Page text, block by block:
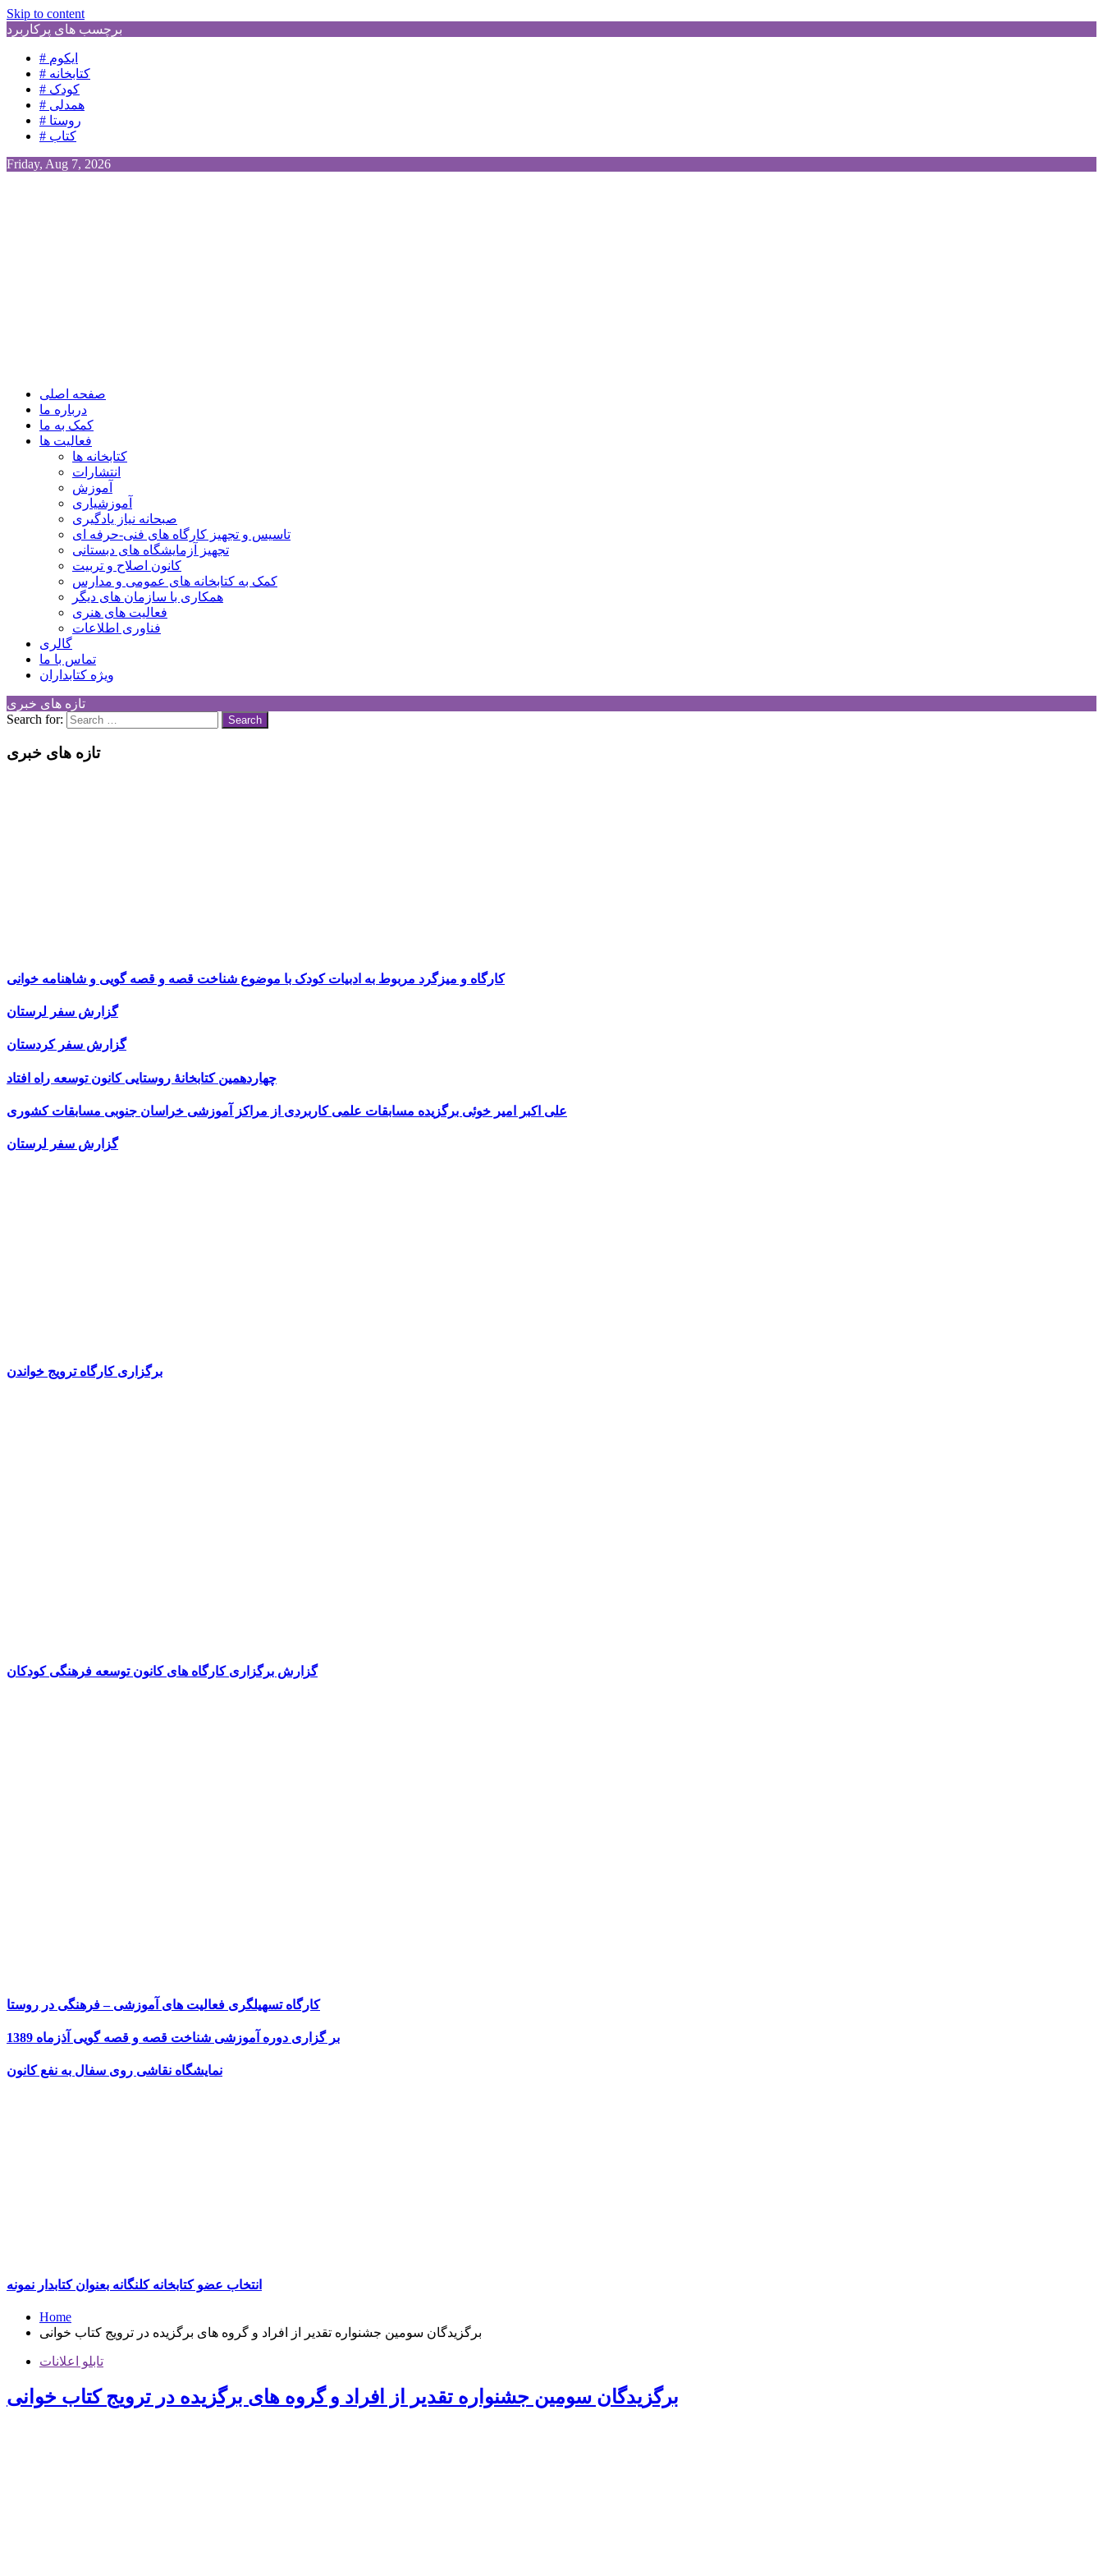
Skip to content
برچسب های پرکاربرد
# ایکوم
# کتابخانه
# کودک
# همدلی
# روستا
# کتاب
Friday, Aug 7, 2026
Children Cultural Development Center
صفحه اصلی
درباره ما
کمک به ما
فعالیت ها
کتابخانه ها
انتشارات
آموزش
آموزشیاری
صبحانه نیاز یادگیری
تاسیس و تجهیز کارگاه های فنی-حرفه ای
تجهیز آزمایشگاه های دبستانی
کانون اصلاح و تربیت
کمک به کتابخانه های عمومی و مدارس
همکاری با سازمان های دیگر
فعالیت های هنری
فناوری اطلاعات
گالری
تماس با ما
ویژه کتابداران
تازه های خبری
Search for:
تازه های خبری
کارگاه و میزگرد مربوط به ادبیات کودک با موضوع شناخت قصه و قصه گویی و شاهنامه خوانی
گزارش سفر لرستان
گزارش سفر کردستان
چهاردهمین کتابخانۀ روستایی کانون توسعه راه افتاد
علی اکبر امیر خوئی برگزیده مسابقات علمی کاربردی از مراکز آموزشی خراسان جنوبی مسابقات کشوری
گزارش سفر لرستان
برگزاری کارگاه ترویج خواندن
گزارش برگزاری کارگاه های کانون توسعه فرهنگی کودکان
کارگاه تسهیلگری فعالیت های آموزشی – فرهنگی در روستا
بر گزاری دوره آموزشی شناخت قصه و قصه گویی آذزماه 1389
نمایشگاه نقاشی روی سفال به نفع کانون
انتخاب عضو کتابخانه کلنگانه بعنوان کتابدار نمونه
Home
برگزیدگان سومین جشنواره تقدیر از افراد و گروه های برگزیده در ترویج کتاب خوانی
تابلو اعلانات
برگزیدگان سومین جشنواره تقدیر از افراد و گروه های برگزیده در ترویج کتاب خوانی